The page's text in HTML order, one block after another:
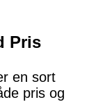
Pris
en sort
pris og